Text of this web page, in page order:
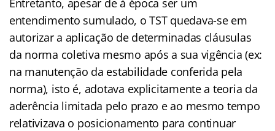
Entretanto, apesar de à época ser um
entendimento sumulado, o TST quedava-se em
autorizar a aplicação de determinadas cláusulas
da norma coletiva mesmo após a sua vigência (ex:
na manutenção da estabilidade conferida pela
norma), isto é, adotava explicitamente a teoria da
aderência limitada pelo prazo e ao mesmo tempo
relativizava o posicionamento para continuar